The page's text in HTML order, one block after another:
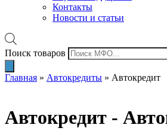
Контакты
Новости и статьи
Поиск товаров
Главная » Автокредиты » Автокредит
Автокредит -